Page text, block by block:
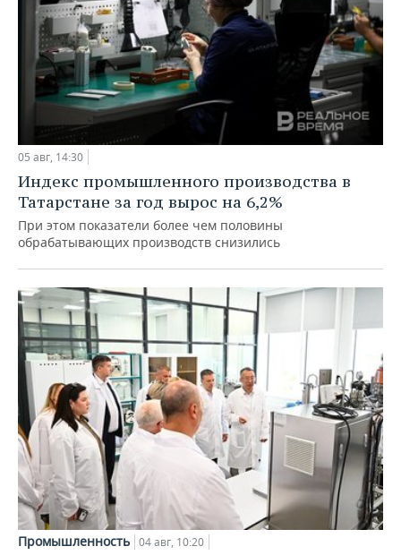
05 авг, 14:30
Индекс промышленного производства в
Татарстане за год вырос на 6,2%
При этом показатели более чем половины
обрабатывающих производств снизились
Промышленность 04 авг, 10:20